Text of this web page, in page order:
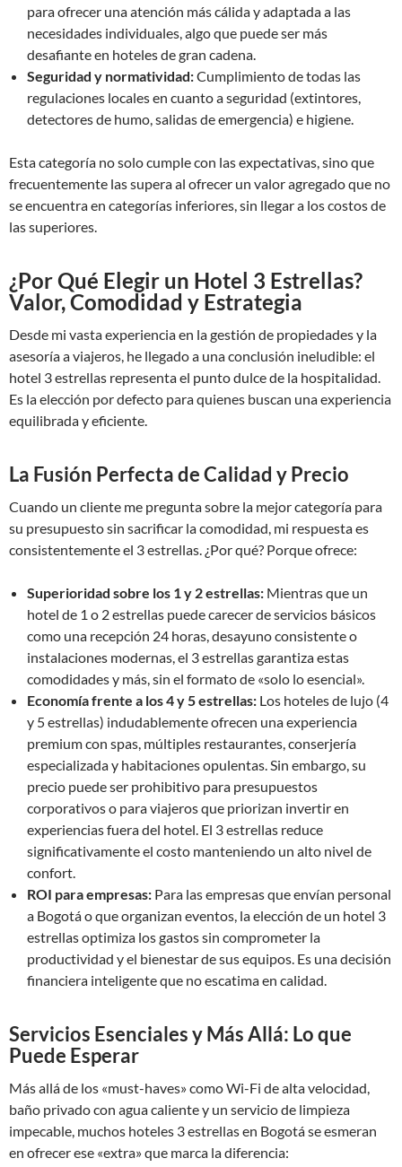
para ofrecer una atención más cálida y adaptada a las
necesidades individuales, algo que puede ser más
desafiante en hoteles de gran cadena.
Seguridad y normatividad:Cumplimiento de todas las
regulaciones locales en cuanto a seguridad (extintores,
detectores de humo, salidas de emergencia) e higiene.
Esta categoría no solo cumple con las expectativas, sino que
frecuentemente las supera al ofrecer un valor agregado que no
se encuentra en categorías inferiores, sin llegar a los costos de
las superiores.
¿Por Qué Elegir un Hotel 3 Estrellas?
Valor, Comodidad y Estrategia
Desde mi vasta experiencia en la gestión de propiedades y la
asesoría a viajeros, he llegado a una conclusión ineludible: el
hotel 3 estrellas representa el punto dulce de la hospitalidad.
Es la elección por defecto para quienes buscan una experiencia
equilibrada y eficiente.
La Fusión Perfecta de Calidad y Precio
Cuando un cliente me pregunta sobre la mejor categoría para
su presupuesto sin sacrificar la comodidad, mi respuesta es
consistentemente el 3 estrellas. ¿Por qué? Porque ofrece:
Superioridad sobre los 1 y 2 estrellas: Mientras que un
hotel de 1 o 2 estrellas puede carecer de servicios básicos
como una recepción 24 horas, desayuno consistente o
instalaciones modernas, el 3 estrellas garantiza estas
comodidades y más, sin el formato de «solo lo esencial».
Economía frente a los 4 y 5 estrellas: Los hoteles de lujo (4
y 5 estrellas) indudablemente ofrecen una experiencia
premium con spas, múltiples restaurantes, conserjería
especializada y habitaciones opulentas. Sin embargo, su
precio puede ser prohibitivo para presupuestos
corporativos o para viajeros que priorizan invertir en
experiencias fuera del hotel. El 3 estrellas reduce
significativamente el costo manteniendo un alto nivel de
confort.
ROI para empresas: Para las empresas que envían personal
a Bogotá o que organizan eventos, la elección de un hotel 3
estrellas optimiza los gastos sin comprometer la
productividad y el bienestar de sus equipos. Es una decisión
financiera inteligente que no escatima en calidad.
Servicios Esenciales y Más Allá: Lo que
Puede Esperar
Más allá de los «must-haves» como Wi-Fi de alta velocidad,
baño privado con agua caliente y un servicio de limpieza
impecable, muchos hoteles 3 estrellas en Bogotá se esmeran
en ofrecer ese «extra» que marca la diferencia: